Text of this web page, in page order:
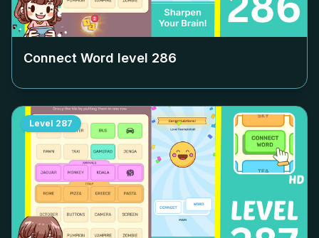
Connect Word level 286
Level 287